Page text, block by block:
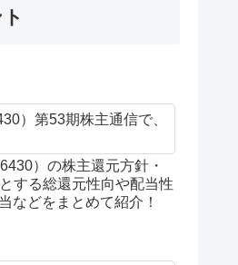
）第53期株主通信で、
）の株主還元方針・
する総還元性向や配当性
などをまとめて紹介！